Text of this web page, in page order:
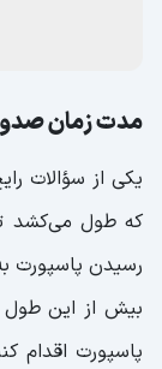
مدت زمان
یکی از سؤالات
که طول می‌کشد
بیش از این طول